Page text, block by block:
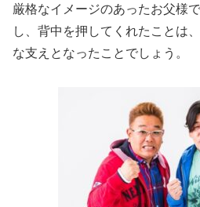
厳格なイメージのあったお父様
し、背中を押してくれたことは
な支えとなったことでしょう。